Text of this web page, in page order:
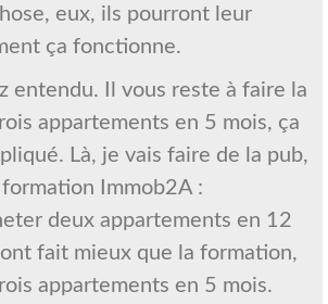
eux, ils pourront leur
ça fonctionne.
entendu. Il vous reste à faire la
appartements en 5 mois, ça
Là, je vais faire de la pub,
Immob2A :
deux appartements en 12
fait mieux que la formation,
appartements en 5 mois.